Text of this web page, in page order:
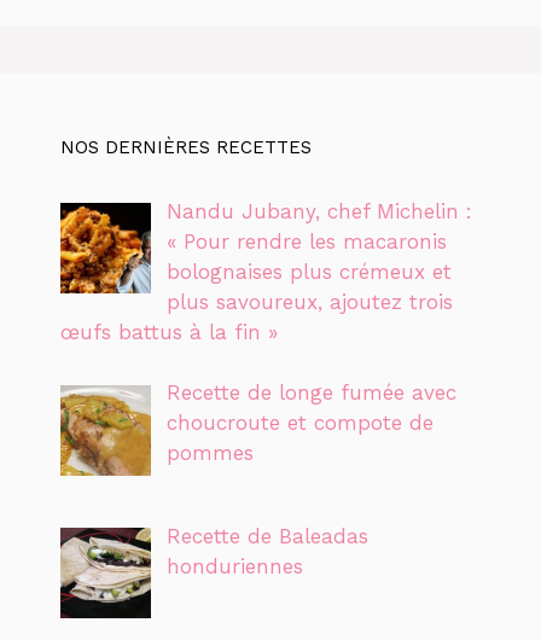
NOS DERNIÈRES RECETTES
Nandu Jubany, chef Michelin :
« Pour rendre les macaronis
bolognaises plus crémeux et
plus savoureux, ajoutez trois
œufs battus à la fin »
Recette de longe fumée avec
choucroute et compote de
pommes
Recette de Baleadas
honduriennes